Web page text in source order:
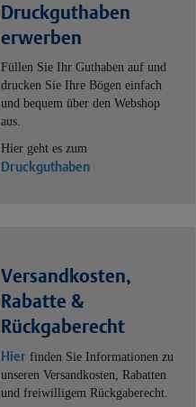
Druckguthaben
erwerben
Füllen Sie Ihr Guthaben auf und
drucken Sie Ihre Bögen einfach
und bequem über den Webshop
aus.
Hier geht es zum
Druckguthaben
Versandkosten,
Rabatte &
Rückgaberecht
Hier finden Sie Informationen zu
unseren Versandkosten, Rabatten
und freiwilligem Rückgaberecht.